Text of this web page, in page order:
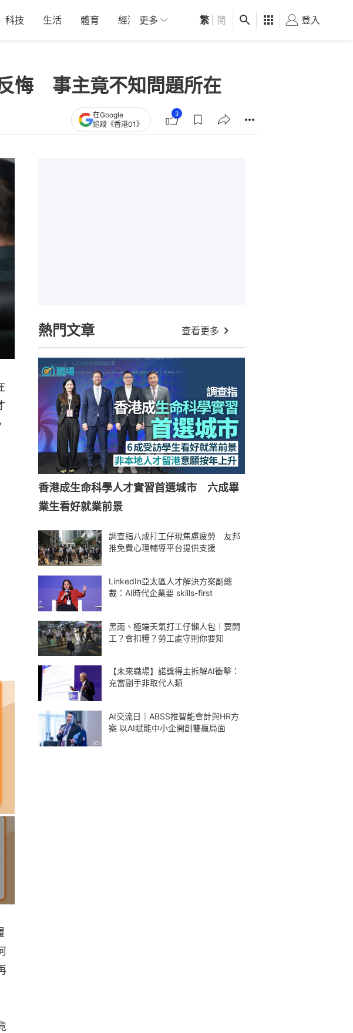
科技 生活 體育 經濟 01深圳 觀點 健康 好食玩飛
更多 繁 简 登入
悔 事主竟不知問題所在
在Google
追蹤《香港01》
3
熱門文章 查看更多
香港成生命科學人才實習首選城市 六成畢
業生看好就業前景
調查指八成打工仔現焦慮疲勞 友邦
推免費心理輔導平台提供支援
LinkedIn亞太區人才解決方案副總
裁：AI時代企業要 skills-first
黑雨、極端天氣打工仔懶人包︱要開
工？會扣糧？勞工處守則你要知
【未來職場】諾獎得主拆解AI衝擊：
充當副手非取代人類
AI交流日｜ABSS推智能會計與HR方
案 以AI賦能中小企開創雙贏局面